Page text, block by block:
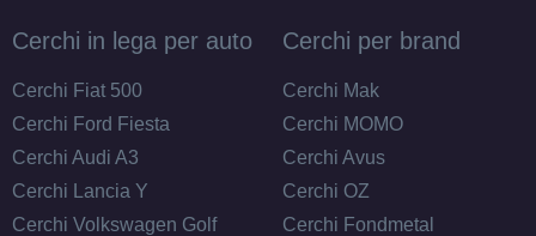
Cerchi in lega per auto
Cerchi Fiat 500
Cerchi Ford Fiesta
Cerchi Audi A3
Cerchi Lancia Y
Cerchi Volkswagen Golf
Cerchi per brand
Cerchi Mak
Cerchi MOMO
Cerchi Avus
Cerchi OZ
Cerchi Fondmetal